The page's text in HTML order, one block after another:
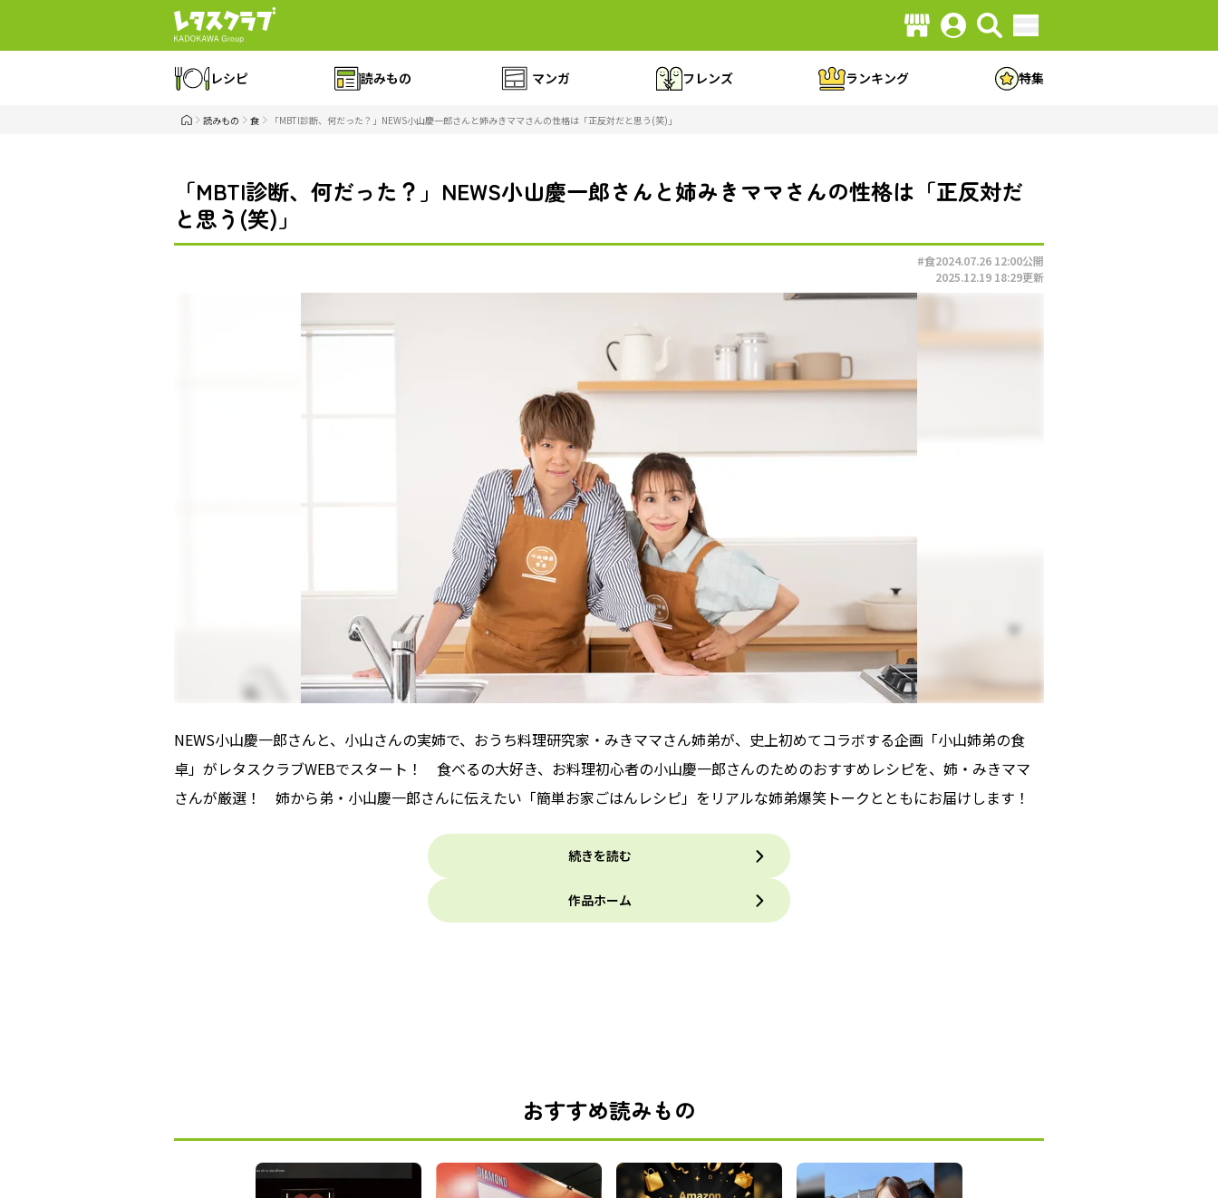
レシピ 読みもの マンガ フレンズ ランキング 特集
読みもの 食 「MBTI診断、何だった？」NEWS小山慶一郎さんと姉みきママさんの性格は「正反対だと思う(笑)」
「MBTI診断、何だった？」NEWS小山慶一郎さんと姉みきママさんの性格は「正反対だ
と思う(笑)」
#食2024.07.26 12:00公開
2025.12.19 18:29更新
NEWS小山慶一郎さんと、小山さんの実姉で、おうち料理研究家・みきママさん姉弟が、史上初めてコラボする企画「小山姉弟の食
卓」がレタスクラブWEBでスタート！ 食べるの大好き、お料理初心者の小山慶一郎さんのためのおすすめレシピを、姉・みきママ
さんが厳選！ 姉から弟・小山慶一郎さんに伝えたい「簡単お家ごはんレシピ」をリアルな姉弟爆笑トークとともにお届けします！
続きを読む
作品ホーム
おすすめ読みもの